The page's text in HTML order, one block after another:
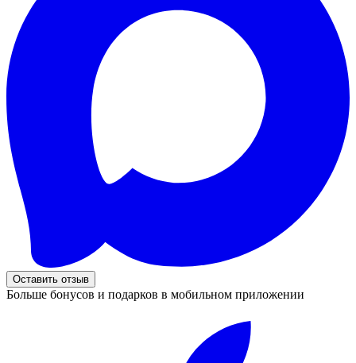
Оставить отзыв
Больше бонусов и подарков в мобильном приложении